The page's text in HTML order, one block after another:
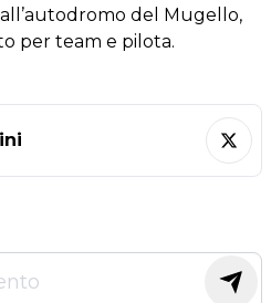
del Mugello,
per team e pilota.